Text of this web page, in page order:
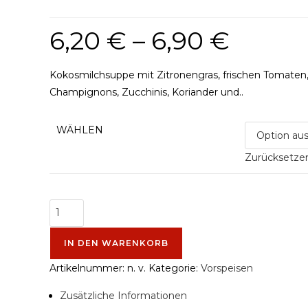
6,20 € – 6,90 €
Kokosmilchsuppe mit Zitronengras, frischen Tomaten,
Champignons, Zucchinis, Koriander und..
WÄHLEN
Hot
Coconut
Soup
Menge
IN DEN WARENKORB
Artikelnummer: n. v. Kategorie: Vorspeisen
Zusätzliche Informationen